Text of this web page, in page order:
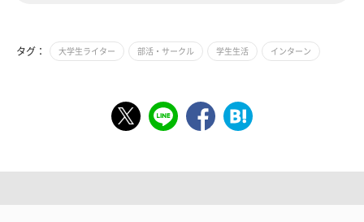
タグ： 大学生ライター 部活・サークル 学生生活 インターン